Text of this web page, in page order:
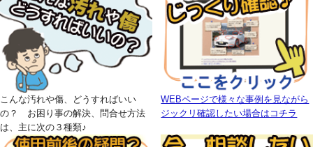
こんな汚れや傷、どうすればいい
の？ お困り事の解決、問合せ方法
は、主に次の３種類♪
WEBページで様々な事例を見ながら
ジックリ確認したい場合はコチラ